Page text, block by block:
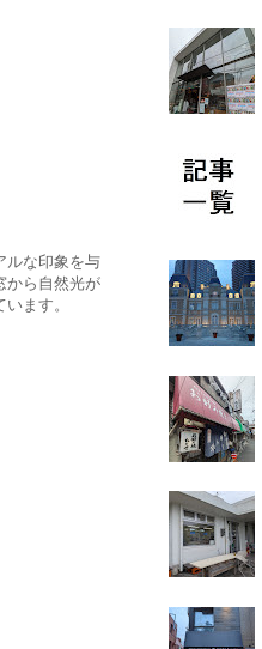
ルな印象を与
から自然光が
ます。